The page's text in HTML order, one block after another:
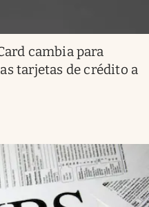
cambia para
tarjetas de crédito a